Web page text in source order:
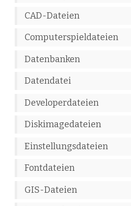
CAD-Dateien
Computerspieldateien
Datenbanken
Datendatei
Developerdateien
Diskimagedateien
Einstellungsdateien
Fontdateien
GIS-Dateien